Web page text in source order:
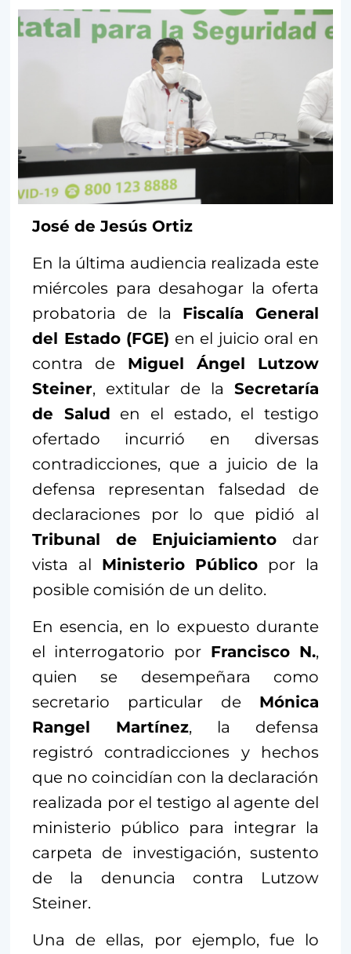
José de Jesús Ortiz
En la última audiencia realizada este
miércoles para desahogar la oferta
probatoria de la Fiscalía General
del Estado (FGE) en el juicio oral en
contra de Miguel Ángel Lutzow
Steiner, extitular de la Secretaría
de Salud en el estado, el testigo
ofertado incurrió en diversas
contradicciones, que a juicio de la
defensa representan falsedad de
declaraciones por lo que pidió al
Tribunal de Enjuiciamiento dar
vista al Ministerio Público por la
posible comisión de un delito.
En esencia, en lo expuesto durante
el interrogatorio porFrancisco N.,
quien se desempeñara como
secretario particular de Mónica
Rangel Martínez, la defensa
registró contradicciones y hechos
que no coincidían con la declaración
realizada por el testigo al agente del
ministerio público para integrar la
carpeta de investigación, sustento
de la denuncia contra Lutzow
Steiner.
Una de ellas, por ejemplo, fue lo